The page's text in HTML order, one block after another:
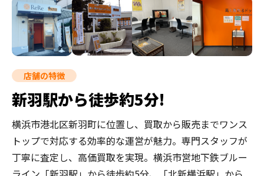
店舗の特徴
新羽駅から徒歩約5分!
横浜市港北区新羽町に位置し、買取から販売までワンス
トップで対応する効率的な運営が魅力。専門スタッフが
丁寧に査定し、高価買取を実現。横浜市営地下鉄ブルー